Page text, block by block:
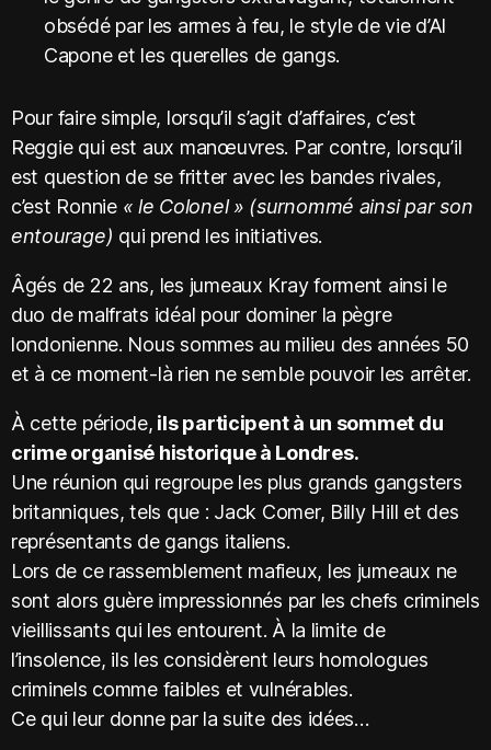
obsédé par les armes à feu, le style de vie d’Al
Capone et les querelles de gangs.
Pour faire simple, lorsqu’il s’agit d’affaires, c’est
Reggie qui est aux manœuvres. Par contre, lorsqu’il
est question de se fritter avec les bandes rivales,
c’est Ronnie « le Colonel » (surnommé ainsi par son
entourage) qui prend les initiatives.
Âgés de 22 ans, les jumeaux Kray forment ainsi le
duo de malfrats idéal pour dominer la pègre
londonienne. Nous sommes au milieu des années 50
et à ce moment-là rien ne semble pouvoir les arrêter.
À cette période, ils participent à un sommet du
crime organisé historique à Londres.
Une réunion qui regroupe les plus grands gangsters
britanniques, tels que : Jack Comer, Billy Hill et des
représentants de gangs italiens.
Lors de ce rassemblement mafieux, les jumeaux ne
sont alors guère impressionnés par les chefs criminels
vieillissants qui les entourent. À la limite de
l’insolence, ils les considèrent leurs homologues
criminels comme faibles et vulnérables.
Ce qui leur donne par la suite des idées…